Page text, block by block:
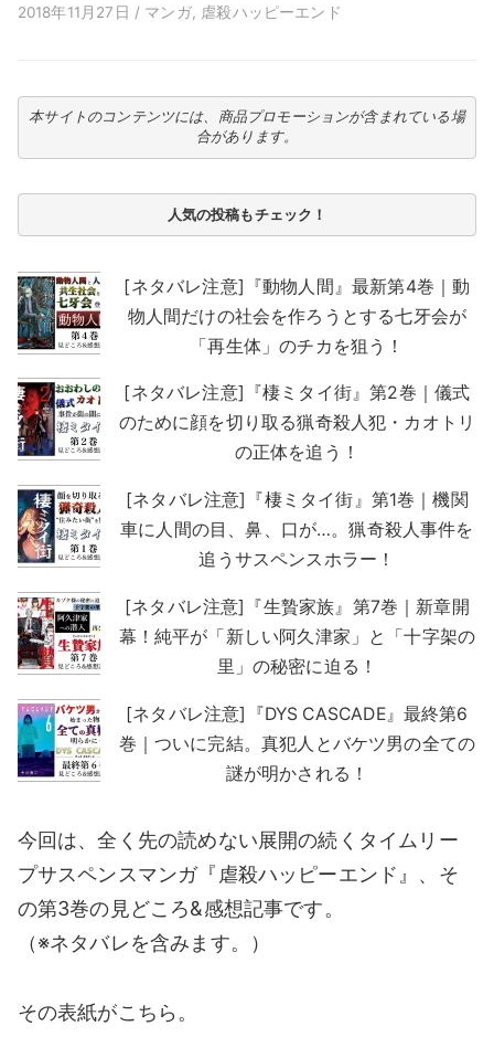
2018年11月27日 / マンガ, 虐殺ハッピーエンド
本サイトのコンテンツには、商品プロモーションが含まれている場
合があります。
人気の投稿もチェック！
[ネタバレ注意]『動物人間』最新第4巻｜動
物人間だけの社会を作ろうとする七牙会が
「再生体」のチカを狙う！
[ネタバレ注意]『棲ミタイ街』第2巻｜儀式
のために顔を切り取る猟奇殺人犯・カオトリ
の正体を追う！
[ネタバレ注意]『棲ミタイ街』第1巻｜機関
車に人間の目、鼻、口が…。猟奇殺人事件を
追うサスペンスホラー！
[ネタバレ注意]『生贄家族』第7巻｜新章開
幕！純平が「新しい阿久津家」と「十字架の
里」の秘密に迫る！
[ネタバレ注意]『DYS CASCADE』最終第6
巻｜ついに完結。真犯人とバケツ男の全ての
謎が明かされる！
今回は、全く先の読めない展開の続くタイムリー
プサスペンスマンガ『虐殺ハッピーエンド』、そ
の第3巻の見どころ&感想記事です。
（※ネタバレを含みます。）
その表紙がこちら。